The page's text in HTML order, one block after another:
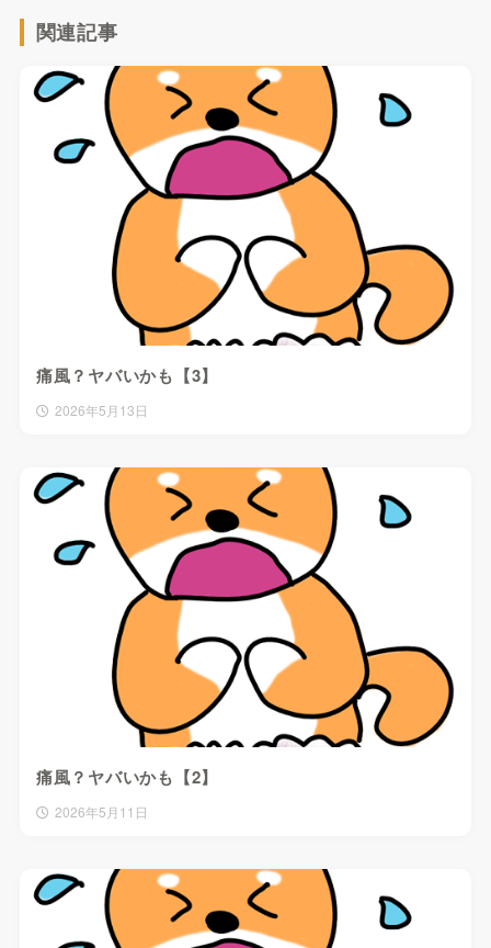
関連記事
痛風？ヤバいかも【3】
2026年5月13日
痛風？ヤバいかも【2】
2026年5月11日